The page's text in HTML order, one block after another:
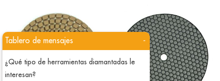
Tablero de mensajes -
¿Qué tipo de herramientas diamantadas le
interesan?